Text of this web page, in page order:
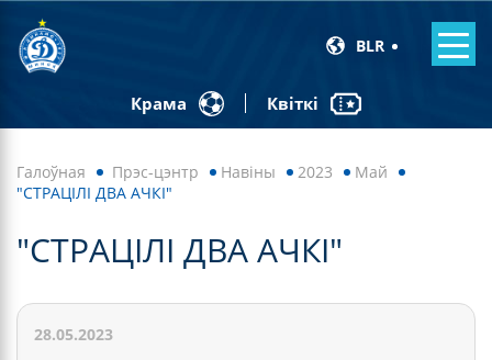
BLR
Крама Квіткі
Галоўная Прэс-цэнтр Навiны 2023
Май
"СТРАЦІЛІ ДВА АЧКІ"
"СТРАЦІЛІ ДВА АЧКІ"
28.05.2023